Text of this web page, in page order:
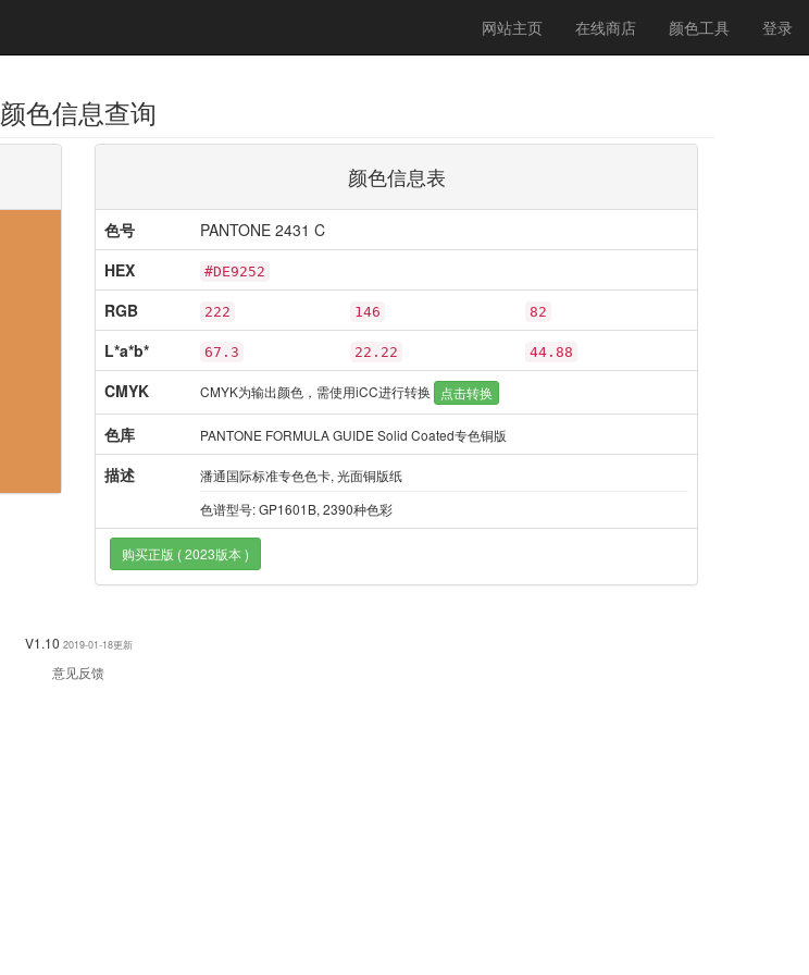
网站主页 在线商店 颜色工具(current)
登录
颜色信息查询
颜色信息表
色号
PANTONE 2431 C
HEX
#DE9252
RGB 222 146 82
L*a*b* 67.3 22.22 44.88
CMYK CMYK为输出颜色，需使用iCC进行转换 点击转换
色库 PANTONE FORMULA GUIDE Solid Coated专色铜版
描述
潘通国际标准专色色卡, 光面铜版纸
色谱型号: GP1601B, 2390种色彩
购买正版 ( 2023版本 )
V1.10 2019-01-18更新
意见反馈